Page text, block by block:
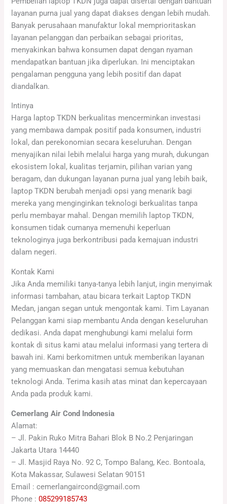
layanan purna jual yang dapat diakses dengan lebih mudah.
Banyak perusahaan manufaktur lokal memprioritaskan
layanan pelanggan dan perbaikan sebagai prioritas,
menyakinkan bahwa konsumen dapat dengan nyaman
mendapatkan bantuan jika diperlukan. Ini menciptakan
pengalaman pengguna yang lebih positif dan dapat
diandalkan.
Intinya
Harga laptop TKDN berkualitas mencerminkan investasi
yang membawa dampak positif pada konsumen, industri
lokal, dan perekonomian secara keseluruhan. Dengan
menyajikan nilai lebih melalui harga yang murah, dukungan
ekosistem lokal, kualitas terjamin, pilihan varian yang
beragam, dan dukungan layanan purna jual yang lebih baik,
laptop TKDN berubah menjadi opsi yang menarik bagi
mereka yang menginginkan teknologi berkualitas tanpa
perlu membayar mahal. Dengan memilih laptop TKDN,
konsumen tidak cumanya memenuhi keperluan
teknologinya juga berkontribusi pada kemajuan industri
dalam negeri.
Kontak Kami
Jika Anda memiliki tanya-tanya lebih lanjut, ingin menyimak
informasi tambahan, atau bicara terkait Laptop TKDN
Medan, jangan segan untuk mengontak kami. Tim Layanan
Pelanggan kami siap membantu Anda dengan keseluruhan
dedikasi. Anda dapat menghubungi kami melalui form
kontak di situs kami atau melalui informasi yang tertera di
bawah ini. Kami berkomitmen untuk memberikan layanan
yang memuaskan dan mengatasi semua kebutuhan
teknologi Anda. Terima kasih atas minat dan kepercayaan
Anda pada produk kami.
Cemerlang Air Cond Indonesia
Alamat:
– Jl. Pakin Ruko Mitra Bahari Blok B No.2 Penjaringan
Jakarta Utara 14440
– Jl. Masjid Raya No. 92 C, Tompo Balang, Kec. Bontoala,
Kota Makassar, Sulawesi Selatan 90151
Email : cemerlangaircond@gmail.com
Phone :085299185743